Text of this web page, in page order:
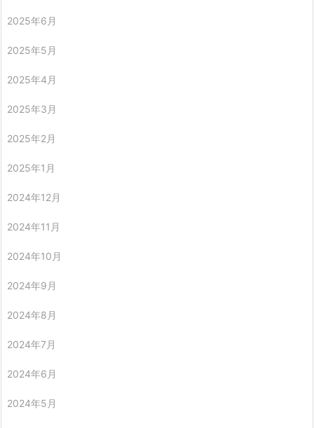
2025年6月
2025年5月
2025年4月
2025年3月
2025年2月
2025年1月
2024年12月
2024年11月
2024年10月
2024年9月
2024年8月
2024年7月
2024年6月
2024年5月